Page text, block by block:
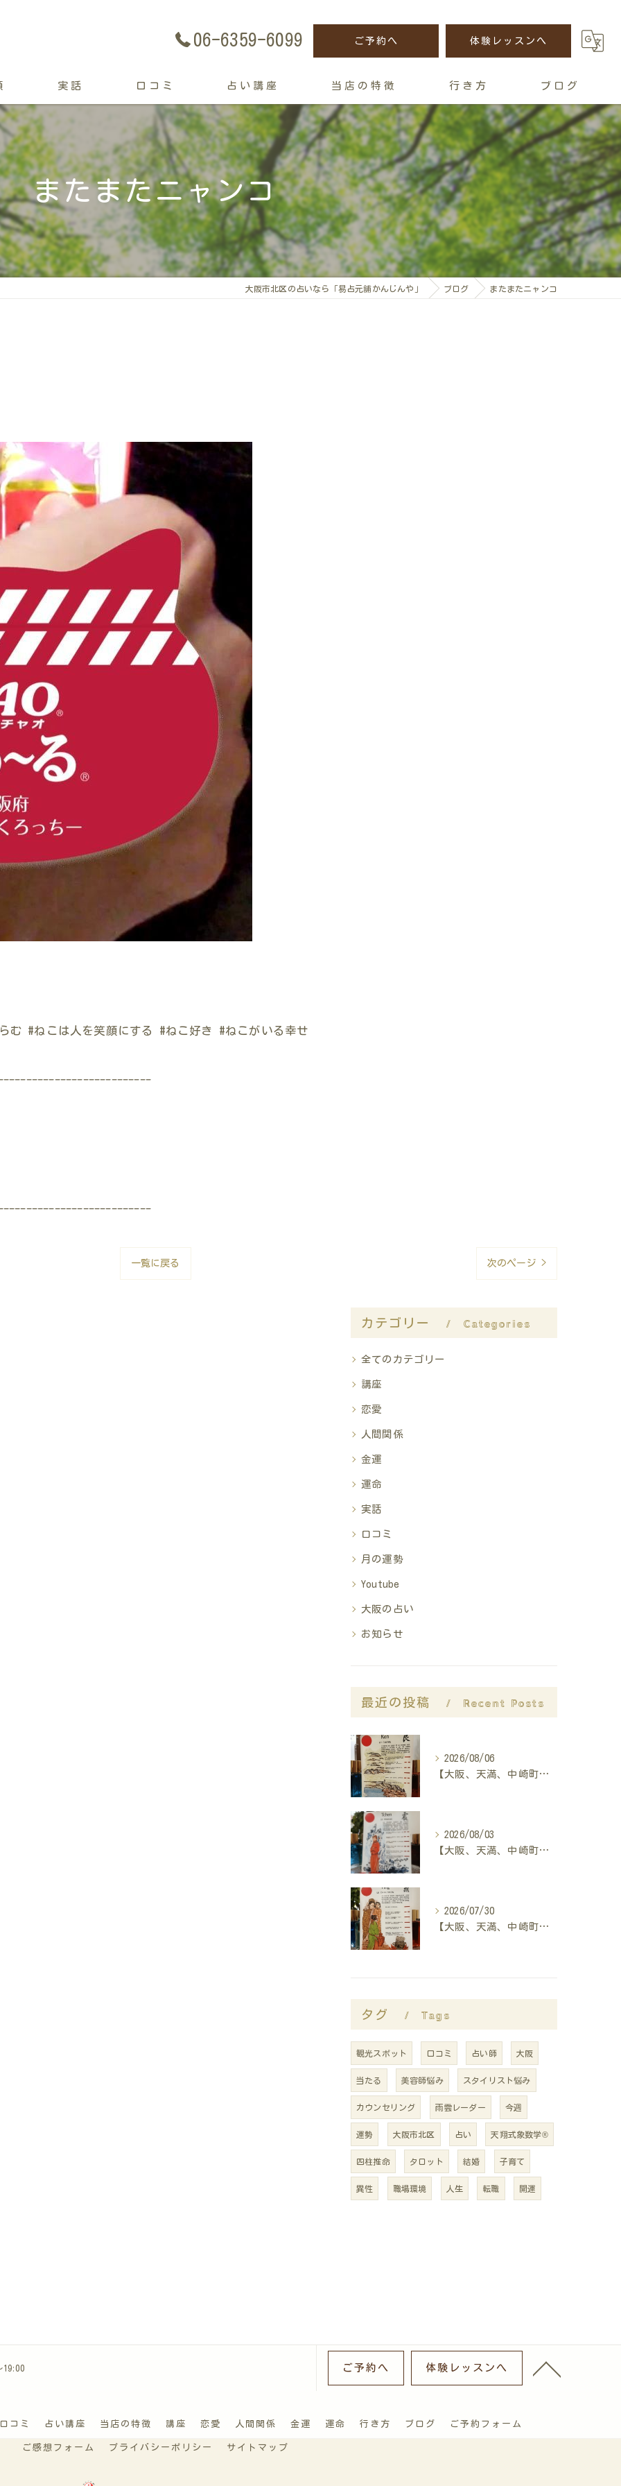
06-6359-6099 ご予約へ 体験レッスンへ
実話 口コミ 占い講座 当店の特徴
講座
恋愛
人間関係
金運
運命
行き方 ブログ
またまたニャンコ
大阪市北区の占いなら「易占元舖かんじんや」 ブログ またまたニャンコ
む #ねこは人を笑顔にする #ねこ好き #ねこがいる幸せ
一覧に戻る 次のページ >
カテゴリー Categories
全てのカテゴリー
講座
恋愛
人間関係
金運
運命
実話
口コミ
月の運勢
Youtube
大阪の占い
お知らせ
最近の投稿 Recent Posts
2026/08/06
【大阪、天満、中崎町の占い】madam豊子、本日のメッセージ
2026/08/03
【大阪、天満、中崎町の占い】madam豊子、本日のメッセージ
2026/07/30
【大阪、天満、中崎町の占い】madam豊子、本日のメッセージ
タグ Tags
観光スポット 口コミ 占い師 大阪
当たる 美容師悩み スタイリスト悩み
カウンセリング 雨雲レーダー 今週
運勢 大阪市北区 占い 天翔式象数学®
四柱推命 タロット 結婚 子育て
異性 職場環境 人生 転職 開運
19:00 ご予約へ 体験レッスンへ
口コミ 占い講座 当店の特徴 講座 恋愛 人間関係 金運 運命 行き方 ブログ ご予約フォーム
ご感想フォーム プライバシーポリシー サイトマップ